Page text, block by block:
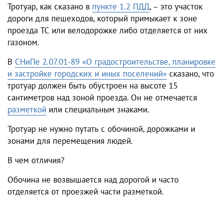
Тротуар, как сказано в пункте 1.2 ПДД, – это участок
дороги для пешеходов, который примыкает к зоне
проезда ТС или велодорожке либо отделяется от них
газоном.
В СНиПе 2.07.01-89 «О градостроительстве, планировке
и застройке городских и иных поселений» сказано, что
тротуар должен быть обустроен на высоте 15
сантиметров над зоной проезда. Он не отмечается
разметкой или специальным знаками.
Тротуар не нужно путать с обочиной, дорожками и
зонами для перемещения людей.
В чем отличия?
Обочина не возвышается над дорогой и часто
отделяется от проезжей части разметкой.